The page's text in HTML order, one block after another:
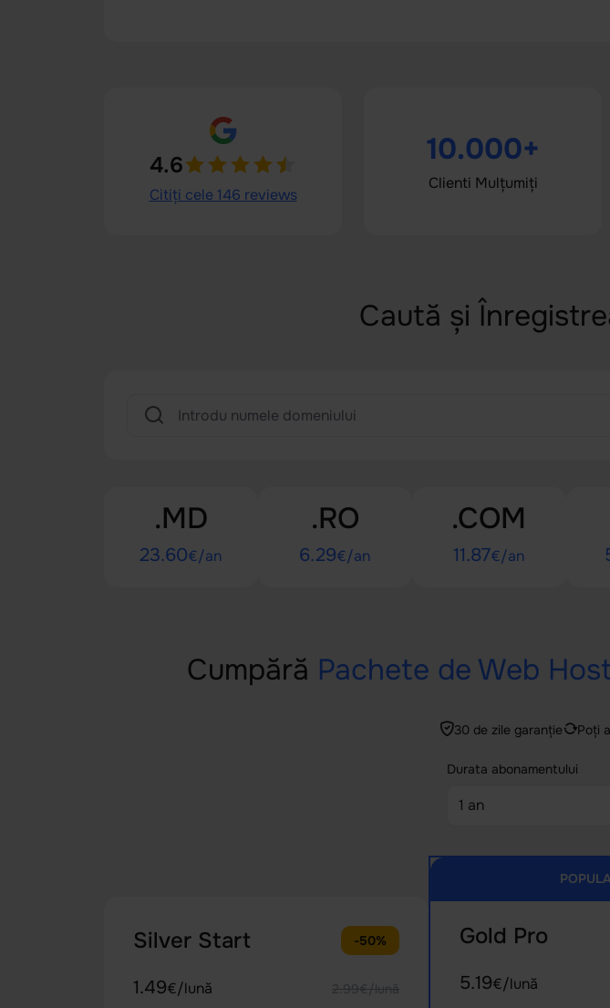
4.6
Citiți cele 146 reviews
10.000+
Clienti Mulțumiți
Caută și
.MD
23.60€/an
.RO
6.29€/an
.COM
11.87€/an
Cumpără Pachete de Web
30 de zile garanție Poți
Durata abonamentului
1 an
Silver Start -50%
1.49€/lună 2.99€/lună
Gold Pro
5.19€/lună